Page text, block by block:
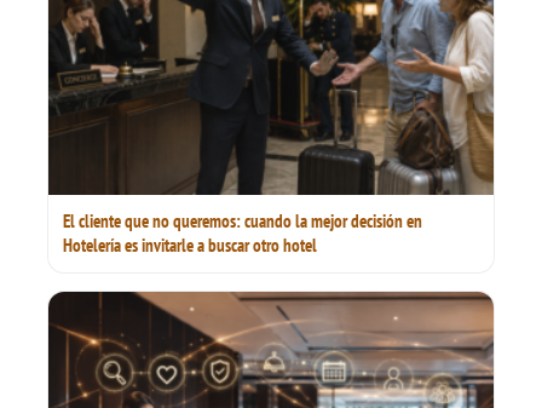
El cliente que no queremos: cuando la mejor decisión en
Hotelería es invitarle a buscar otro hotel